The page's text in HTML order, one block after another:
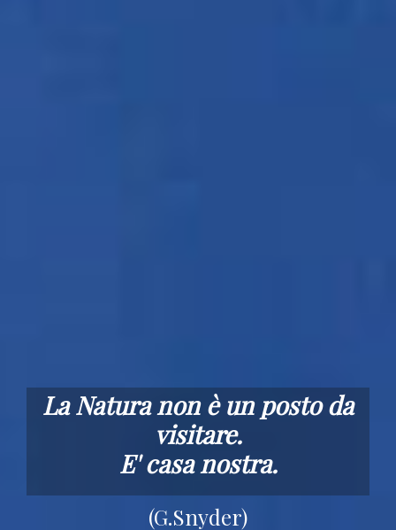
36 appartamenti
dotati di ogni comfort
In una cornice naturale unica e
intatta